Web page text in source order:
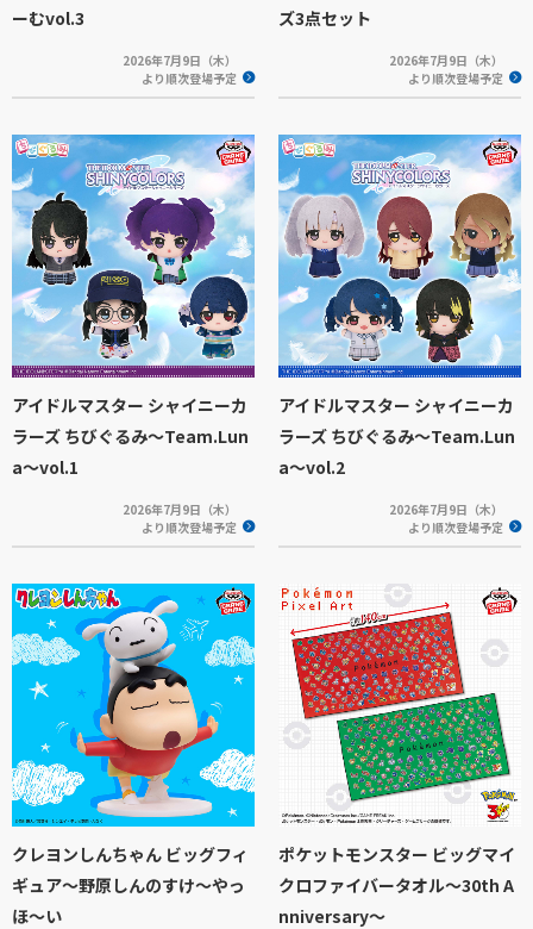
ーむvol.3
2026年7月9日（木）
より順次登場予定
ズ3点セット
2026年7月9日（木）
より順次登場予定
アイドルマスター シャイニーカ
ラーズ ちびぐるみ～Team.Lun
a～vol.1
2026年7月9日（木）
より順次登場予定
アイドルマスター シャイニーカ
ラーズ ちびぐるみ～Team.Lun
a～vol.2
2026年7月9日（木）
より順次登場予定
クレヨンしんちゃん ビッグフィ
ギュア～野原しんのすけ～やっ
ほ～い
ポケットモンスター ビッグマイ
クロファイバータオル～30th A
nniversary～